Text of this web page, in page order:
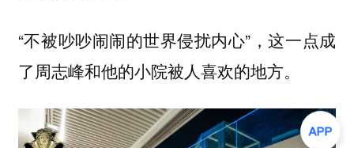
“不被吵吵闹闹的世界侵扰内心”，这一点成
了周志峰和他的小院被人喜欢的地方。